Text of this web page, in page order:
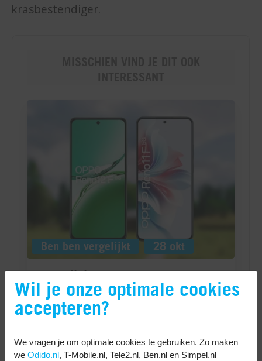
krasbestendiger.
Wil je onze optimale cookies
accepteren?
We vragen je om optimale cookies te gebruiken. Zo maken
we Odido.nl, T-Mobile.nl, Tele2.nl, Ben.nl en Simpel.nl